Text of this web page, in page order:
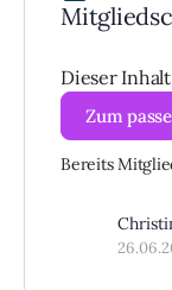
Dieser
Zum
Bereits